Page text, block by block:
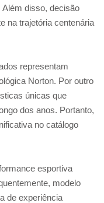
disso, decisão
na trajetória centenária
representam
Norton. Por outro
únicas que
dos anos. Portanto,
no catálogo
esportiva
modelo
de experiência